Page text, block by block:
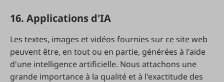
16. Applications d'IA
Les textes, images et vidéos fournies sur ce site web
peuvent être, en tout ou en partie, générées à l'aide
d'une intelligence artificielle. Nous attachons une
grande importance à la qualité et à l'exactitude des